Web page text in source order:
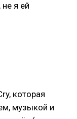
я ей
которая
музыкой и